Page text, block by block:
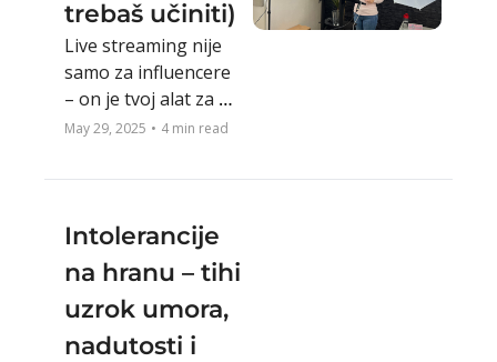
trebaš učiniti)
Live streaming nije
samo za influencere
– on je tvoj alat za
rast, vidljivost i
povezanost s
May 29, 2025 • 4 min read
Intolerancije
na hranu – tihi
uzrok umora,
nadutosti i